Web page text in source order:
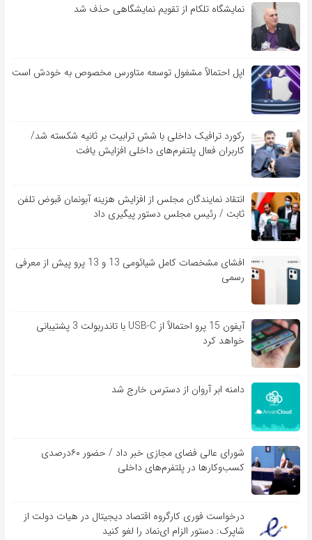
نمایشگاه تلکام از تقویم نمایشگاهی حذف شد
اپل احتمالاً مشغول توسعه متاورس مخصوص به خودش است
رکورد ترافیک داخلی با شش ترابیت بر ثانیه شکسته شد/
کاربران فعال پلتفرم‌های داخلی افزایش یافت
انتقاد نمایندگان مجلس از افزایش هزینه آبونمان قبوض تلفن
ثابت / رئیس مجلس دستور پیگیری داد
افشای مشخصات کامل شیائومی 13 و 13 پرو پیش از معرفی
رسمی
آیفون 15 پرو احتمالاً از USB-C با تاندربولت 3 پشتیبانی
خواهد کرد
دامنه ابر آروان از دسترس خارج شد
شورای عالی فضای مجازی خبر داد / حضور ۶۰درصدی
کسب‌و‌کارها در پلتفرم‌های داخلی
درخواست فوری کارگروه اقتصاد دیجیتال در هیات دولت از
شاپرک: دستور الزام ای‌نماد را لغو کنید